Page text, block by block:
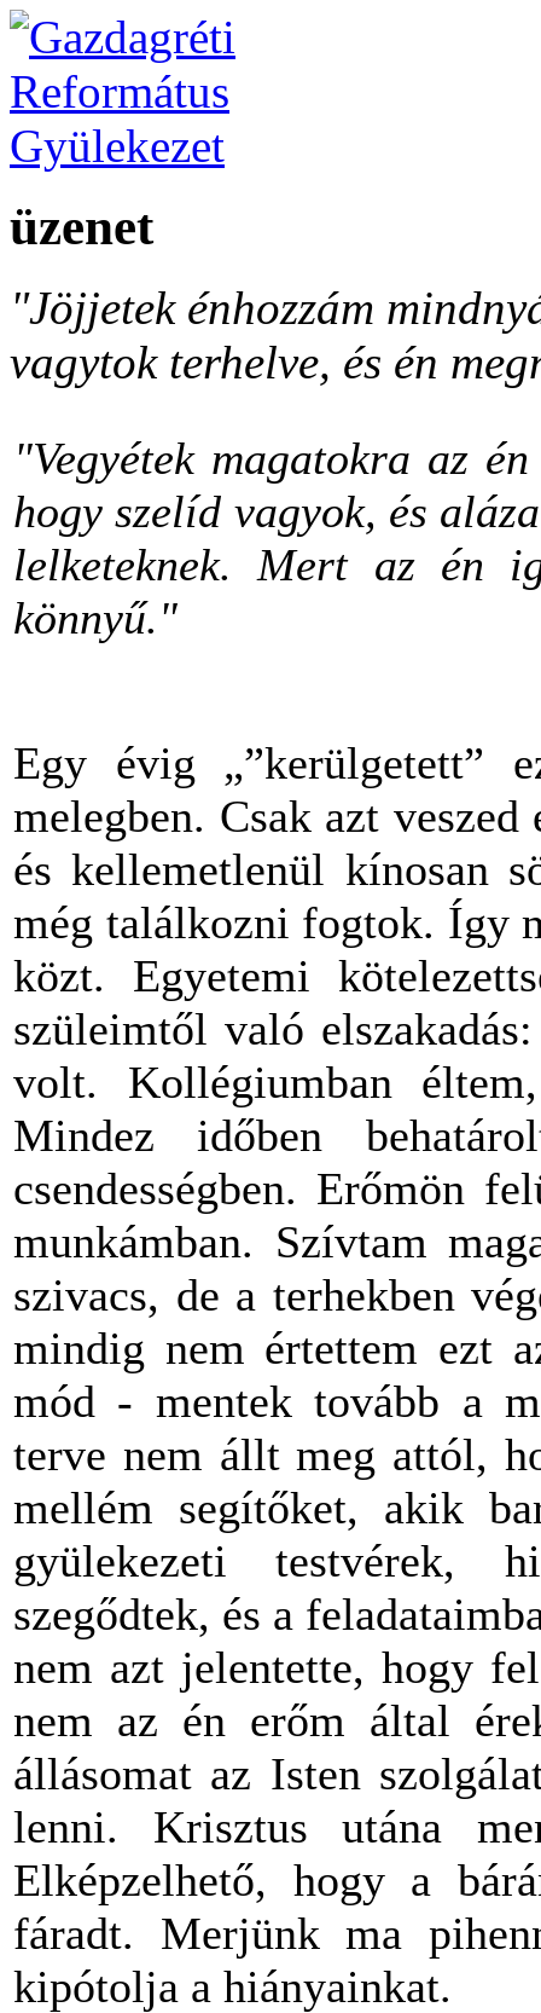
üzenet
"Jöjjetek énhozzám
vagytok terhelve, és én
"Vegyétek magatokra az
hogy szelíd vagyok, és
lelketeknek. Mert az én
könnyű."
Egy évig
melegben. Csak azt
és kellemetlenül kínosan
még találkozni fogtok. Így
közt. Egyetemi
szüleimtől való
volt. Kollégiumban
Mindez időben
csendességben. Erőmön
munkámban. Szívtam
szivacs, de a terhekben
mindig nem értettem ezt
mód - mentek tovább a
terve nem állt meg attól,
mellém segítőket, akik
gyülekezeti testvérek,
szegődtek, és a
nem azt jelentette, hogy
nem az én erőm által
állásomat az Isten
lenni. Krisztus utána
Elképzelhető, hogy a
fáradt. Merjünk ma
kipótolja a hiányainkat.